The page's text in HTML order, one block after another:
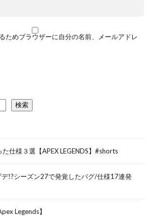
ためブラウザーに自分の名前、メールアドレ
検索
仕様３選【APEX LEGENDS】#shorts
!?シーズン27で発覚したバグ/仕様17連発
Legends】